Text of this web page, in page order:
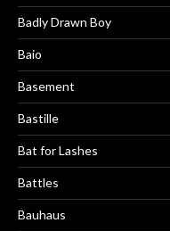
Badly Drawn Boy
Baio
Basement
Bastille
Bat for Lashes
Battles
Bauhaus